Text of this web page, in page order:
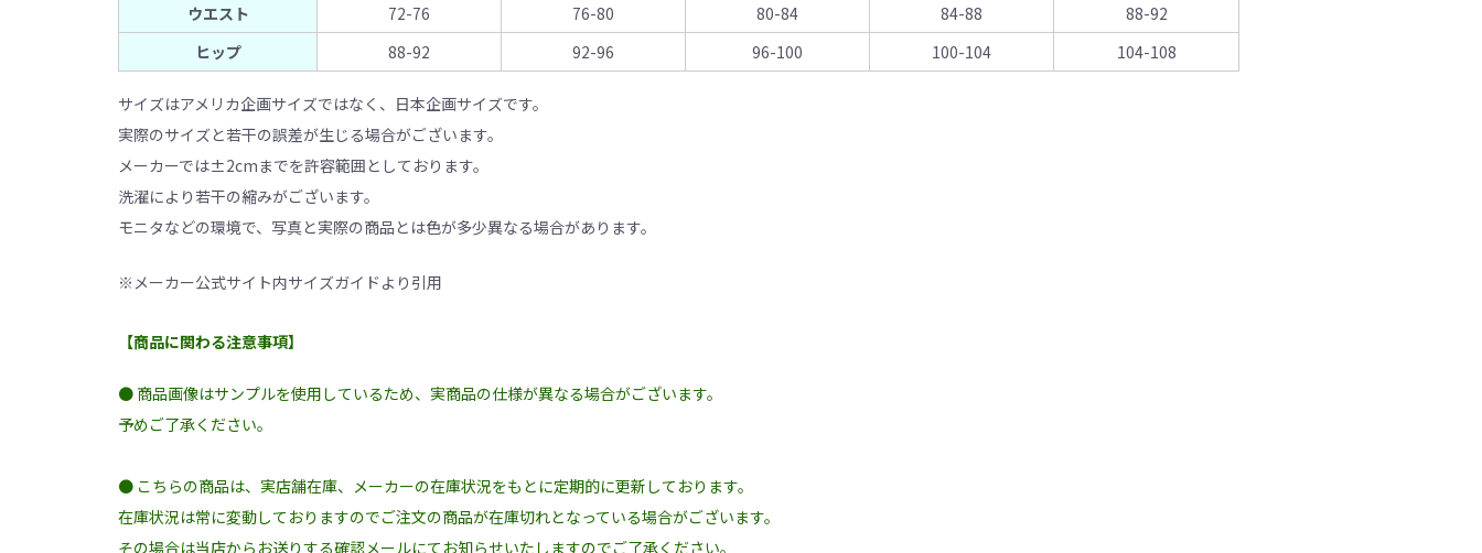
ウエスト
72-76 76-80 80-84 84-88
88-92
ヒップ
88-92 92-96 96-100 100-104 104-108
サイズはアメリカ企画サイズではなく、日本企画サイズです。
実際のサイズと若干の誤差が生じる場合がございます。
メーカーでは±2cmまでを許容範囲としております。
洗濯により若干の縮みがございます。
モニタなどの環境で、写真と実際の商品とは色が多少異なる場合があります。
※メーカー公式サイト内サイズガイドより引用
【商品に関わる注意事項】
● 商品画像はサンプルを使用しているため、実商品の仕様が異なる場合がございます。
予めご了承ください。
● こちらの商品は、実店舗在庫、メーカーの在庫状況をもとに定期的に更新しております。
在庫状況は常に変動しておりますのでご注文の商品が在庫切れとなっている場合がございます。
その場合は当店からお送りする確認メールにてお知らせいたしますのでご了承ください。